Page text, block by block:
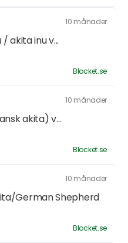
10 månader
akita inu v...
Blocket.se
10 månader
akita) v...
Blocket.se
10 månader
German Shepherd
Blocket.se